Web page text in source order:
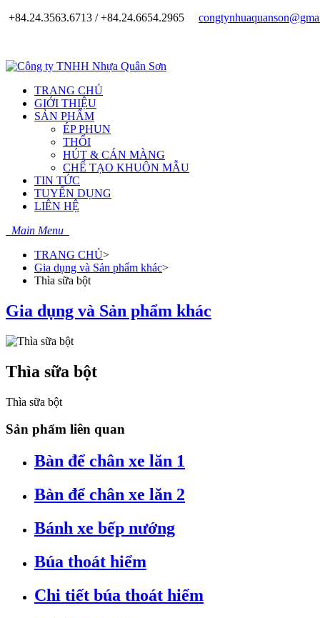
+84.24.3563.6713 / +84.24.6654.2965
TRANG CHỦ
GIỚI THIỆU
SẢN PHẨM
ÉP PHUN
THỔI
HÚT & CÁN MÀNG
CHẾ TẠO KHUÔN MẪU
TIN TỨC
TUYỂN DỤNG
LIÊN HỆ
Main Menu
TRANG CHỦ>
Gia dụng và Sản phẩm khác>
Thìa sữa bột
Gia dụng và Sản phẩm khác
Thìa sữa bột
Thìa sữa bột
Sản phẩm liên quan
Bàn để chân xe lăn 1
Bàn để chân xe lăn 2
Bánh xe bếp nướng
Búa thoát hiểm
Chi tiết búa thoát hiểm